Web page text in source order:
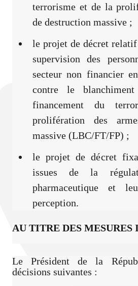
terrorisme et de la
de destruction massive ;
le projet de décret
supervision des
secteur non financier
contre le
financement du
prolifération des
massive (LBC/FT/FP) ;
le projet de décret
issues de la
pharmaceutique et
perception.
AU TITRE DES
Le Président de la
décisions suivantes :